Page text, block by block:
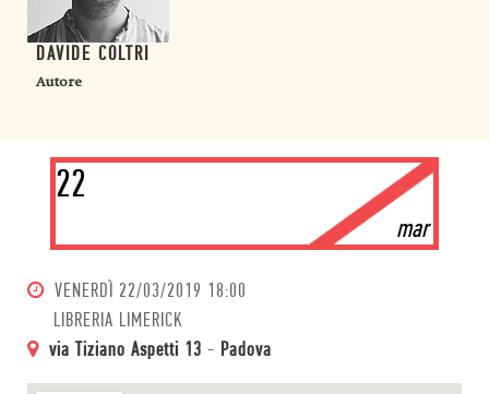
DAVIDE COLTRI
Autore
22
mar
VENERDÌ 22/03/2019 18:00
LIBRERIA LIMERICK
via Tiziano Aspetti 13 - Padova